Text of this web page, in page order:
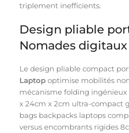
triplement inefficients.
Design pliable
Nomades
Le design pliable compact
Laptop optimise mobilités
mécanisme folding
x 24cm x 2cm ultra-compact
bags backpacks laptops
versus encombrants rigides